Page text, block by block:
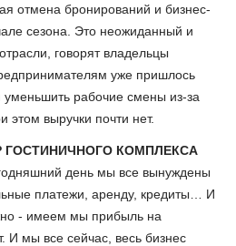
отмена бронирований и бизнес-
сезона. Это неожиданный и
говорят владельцы
уже пришлось
уменьшить рабочие смены из-за
этом выручки почти нет.
ГОСТИНИЧНОГО КОМПЛЕКСА
день мы все вынуждены
платежи, аренду, кредиты… И
- имеем мы прибыль на
И мы все сейчас, весь бизнес